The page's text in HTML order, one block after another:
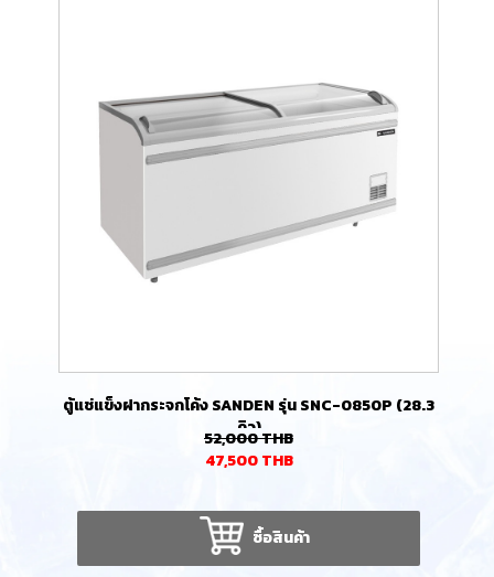
ตู้แช่แข็งฝากระจกโค้ง SANDEN รุ่น SNC-0850P (28.3
คิว)
52,000THB
47,500THB
ซื้อสินค้า